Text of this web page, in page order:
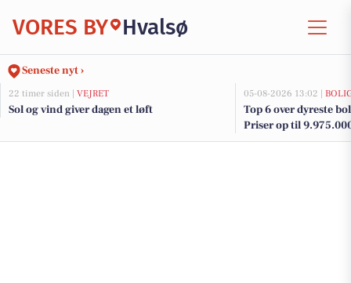
VORES BY Hvalsø
Seneste nyt ›
22 timer siden | VEJRET
Sol og vind giver dagen et løft
05-08-2026 13:02 |
Top 6 over dyreste
Priser op til